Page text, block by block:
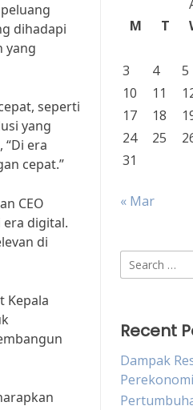
dihadapi
yang
seperti
yang
era
cepat.”
CEO
era digital.
di
Kepala
M
T
3
4 5
10
11
17
18
24
25
31
« Mar
Search
for:
Recent
Dampak